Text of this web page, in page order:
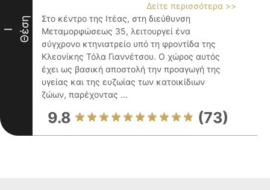
I Θέση
Δείτε περισσότερα >>
Στο κέντρο της Ιτέας, στη διεύθυνση
Μεταμορφώσεως 35, λειτουργεί ένα
σύγχρονο κτηνιατρείο υπό τη φροντίδα της
Κλεονίκης Τόλα Γιαννέτσου. Ο χώρος αυτός
έχει ως βασική αποστολή την προαγωγή της
υγείας και της ευζωίας των κατοικίδιων
ζώων, παρέχοντας ...
9.8 (73)